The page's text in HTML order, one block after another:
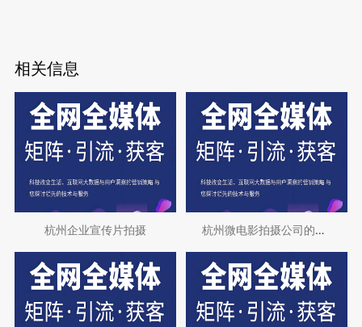
相关信息
杭州企业宣传片拍摄 杭州微电影拍摄公司的crawlintot